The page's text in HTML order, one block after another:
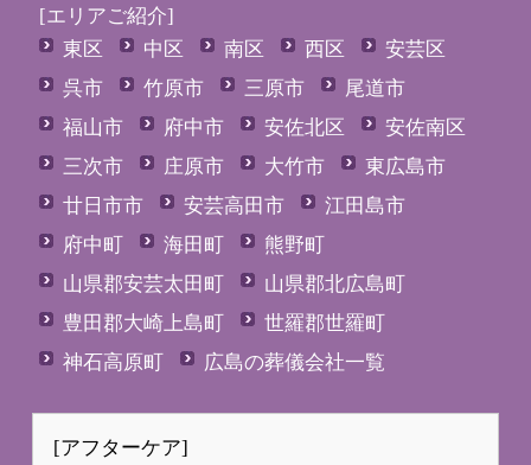
[エリアご紹介]
東区
中区 南区 西区
安芸区
呉市
竹原市 三原市
尾道市
福山市
府中市 安佐北区
安佐南区
三次市
庄原市 大竹市
東広島市
廿日市市
安芸高田市
江田島市
府中町
海田町
熊野町
山県郡安芸太田町
山県郡北広島町
豊田郡大崎上島町
世羅郡世羅町
神石高原町
広島の葬儀会社一覧
[アフターケア]